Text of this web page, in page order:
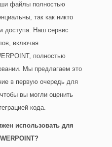
файлы полностью
так как никто
доступа. Наш сервис
включая
полностью
Мы предлагаем это
в первую очередь для
вы могли оценить
кода.
использовать для